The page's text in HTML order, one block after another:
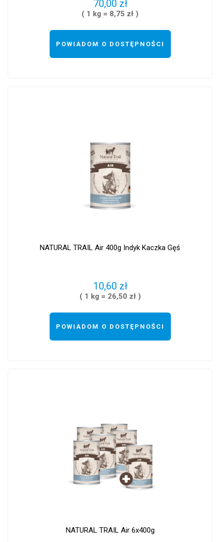
70,00 zł
( 1 kg = 8,75 zł )
POWIADOM O DOSTĘPNOŚCI
NATURAL TRAIL Air 400g Indyk Kaczka Gęś
10,60 zł
( 1 kg = 26,50 zł )
POWIADOM O DOSTĘPNOŚCI
NATURAL TRAIL Air 6x400g